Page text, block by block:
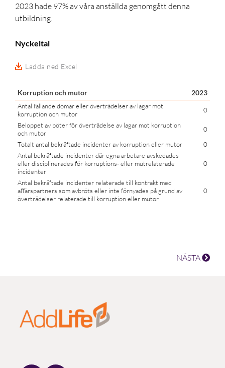
2023 hade 97% av våra anställda genomgått denna
utbildning.
Nyckeltal
Ladda ned Excel
Korruption och mutor 2023
Antal fällande domar eller överträdelser av lagar mot
korruption och mutor
0
Beloppet av böter för överträdelse av lagar mot korruption
och mutor
0
Totalt antal bekräftade incidenter av korruption eller mutor
0
Antal bekräftade incidenter där egna arbetare avskedades
eller disciplinerades för korruptions- eller mutrelaterade
incidenter
0
Antal bekräftade incidenter relaterade till kontrakt med
affärspartners som avbröts eller inte förnyades på grund av
överträdelser relaterade till korruption eller mutor
0
NÄSTA